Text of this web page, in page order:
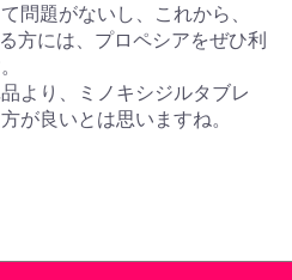
問題がないし、これから、
方には、プロペシアをぜひ利
より、ミノキシジルタブレ
が良いとは思いますね。